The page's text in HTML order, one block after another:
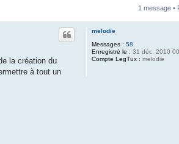
1 message •
melodie
Messages : 58
Enregistré le : 31 déc. 2010
Compte LegTux : melodie
la création du
à tout un